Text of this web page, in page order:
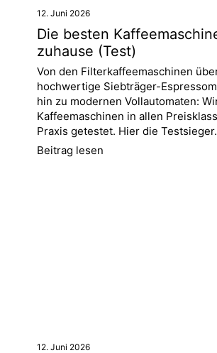
12. Juni 2026
Die besten
zuhause (Test)
Von den Filterkaffeemaschinen
hochwertige Siebträger-
hin zu modernen Vollautomaten:
Kaffeemaschinen in allen
Praxis getestet. Hier die Testsieger.
Beitrag lesen
12. Juni 2026